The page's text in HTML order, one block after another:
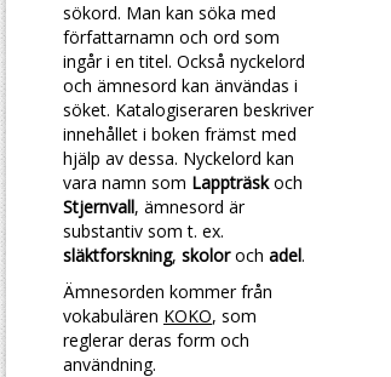
sökord. Man kan söka med
författarnamn och ord som
ingår i en titel. Också nyckelord
och ämnesord kan änvändas i
söket. Katalogiseraren beskriver
innehållet i boken främst med
hjälp av dessa. Nyckelord kan
vara namn som Lappträskoch
Stjernvall, ämnesord är
substantiv som t. ex.
släktforskning, skoloroch adel.
Ämnesorden kommer från
vokabulären KOKO, som
reglerar deras form och
användning.